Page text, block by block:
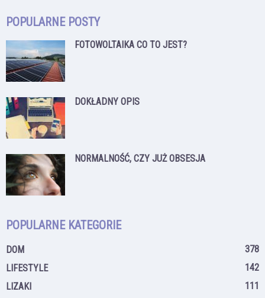
POPULARNE POSTY
FOTOWOLTAIKA CO TO JEST?
DOKŁADNY OPIS
NORMALNOŚĆ, CZY JUŻ OBSESJA
POPULARNE KATEGORIE
DOM
378
LIFESTYLE
142
LIZAKI
111